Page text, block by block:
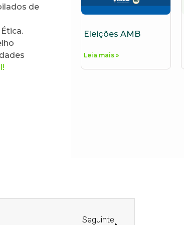
de
Eleições AMB
Leia mais »
Seguinte